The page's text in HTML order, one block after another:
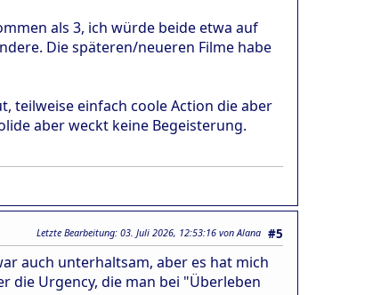
als 3, ich würde beide etwa auf
Die späteren/neueren Filme habe
teilweise einfach coole Action die aber
aber weckt keine Begeisterung.
#5
Letzte Bearbeitung: 03. Juli 2026, 12:53:16 von Alana
auch unterhaltsam, aber es hat mich
die Urgency, die man bei "Überleben